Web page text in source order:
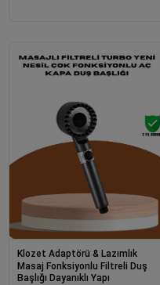
Klozet Adaptörü & Lazımlık
Masaj Fonksiyonlu Filtreli Duş
Başlığı Dayanıklı Yapı